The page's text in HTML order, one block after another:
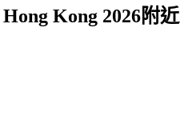
Kong 2026附近